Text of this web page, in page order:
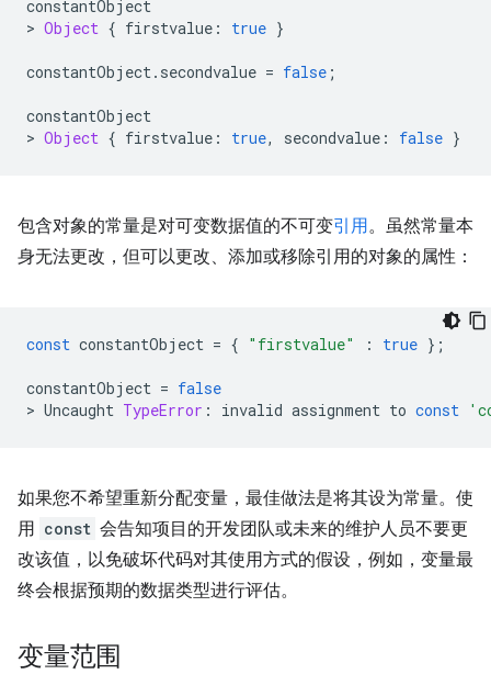
constantObject
> Object { firstvalue : true }
constantObject. secondvalue = false ;
constantObject
> Object { firstvalue : true, secondvalue : false }
包含对象的常量是对可变数据值的不可变引用。虽然常量本
身无法更改，但可以更改、添加或移除引用的对象的属性：
const constantObject = { "firstvalue" : true };
constantObject = false
> Uncaught TypeError : invalid assignment to const
如果您不希望重新分配变量，最佳做法是将其设为常量。使
用 const 会告知项目的开发团队或未来的维护人员不要更
改该值，以免破坏代码对其使用方式的假设，例如，变量最
终会根据预期的数据类型进行评估。
变量范围